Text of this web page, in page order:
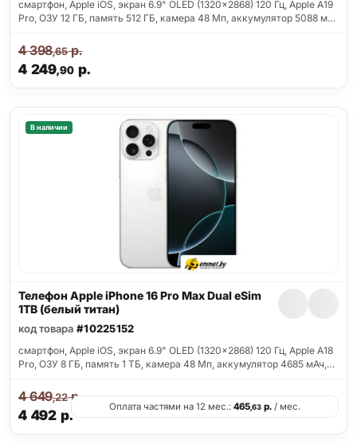
смартфон, Apple iOS, экран 6.9" OLED (1320x2868) 120 Гц, Apple A19
Pro, ОЗУ 12 ГБ, память 512 ГБ, камера 48 Мп, аккумулятор 5088 м…
4 249,90 р.
4 398,65р.
В наличии
Телефон Apple iPhone 16 Pro Max Dual eSim
1TB (белый титан)
код товара #10225152
смартфон, Apple iOS, экран 6.9" OLED (1320x2868) 120 Гц, Apple A18
Pro, ОЗУ 8 ГБ, память 1 ТБ, камера 48 Мп, аккумулятор 4685 мАч,…
4 492 р.
4 649,22р.
Оплата частями на 12 мес.: 465,63 р. / мес.